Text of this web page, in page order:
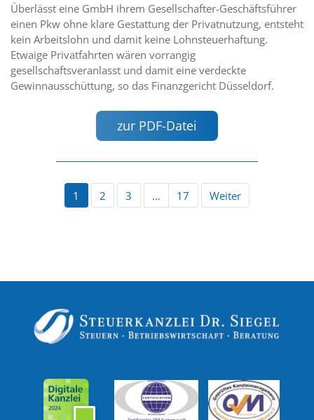
Überlässt eine GmbH ihrem Gesellschafter-Geschäftsführer
einen Pkw ohne klare Gestattung der Privatnutzung, entsteht
kein Arbeitslohn und damit keine Lohnsteuerhaftung.
Etwaige Privatfahrten wären vorrangig
gesellschaftsveranlasst und damit eine verdeckte
Gewinnausschüttung, so das Finanzgericht Düsseldorf.
zur PDF-Datei
1 2 3 … 17 Weiter